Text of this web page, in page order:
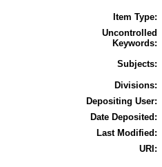
Item Type:
Uncontrolled
Keywords:
Subjects:
Divisions:
Depositing User:
Date Deposited:
Last Modified:
URI: